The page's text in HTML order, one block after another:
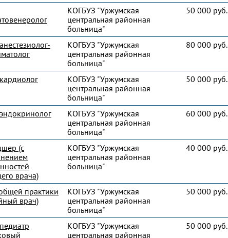
КОГБУЗ "Уржумская
центральная районная
больница"
50 000 руб.
КОГБУЗ "Уржумская
центральная районная
больница"
80 000 руб.
КОГБУЗ "Уржумская
центральная районная
больница"
50 000 руб.
КОГБУЗ "Уржумская
центральная районная
больница"
60 000 руб.
(с
врача)
КОГБУЗ "Уржумская
центральная районная
больница"
40 000 руб.
практики
врач)
КОГБУЗ "Уржумская
центральная районная
больница"
50 000 руб.
КОГБУЗ "Уржумская
центральная районная
50 000 руб.